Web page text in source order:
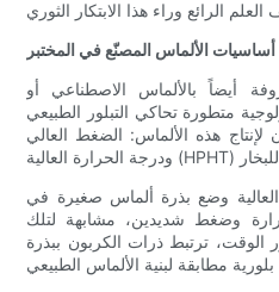
أساسيات الألماس المصنّع في المختبر
أيضاً بالألماس الاصطناعي أو
متطورة تحاكي التبلور الطبيعي
لإنتاج هذه الألماس: الضغط العالي
وضع بذرة ألماس صغيرة في
وضغط شديدين، مشابهة لتلك
ترتبط ذرات الكربون ببذرة